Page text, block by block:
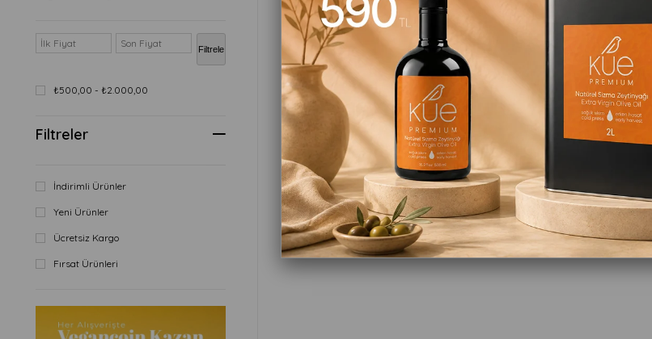
Filtrele
₺500,00 - ₺2.000,00
Filtreler
İndirimli Ürünler
Yeni Ürünler
Ücretsiz Kargo
Fırsat Ürünleri
Vegan Bakkal Hediye Çeki 2000tl
₺2.000,00
Sepete Ekle
₺1.000,00
Sepete Ekle